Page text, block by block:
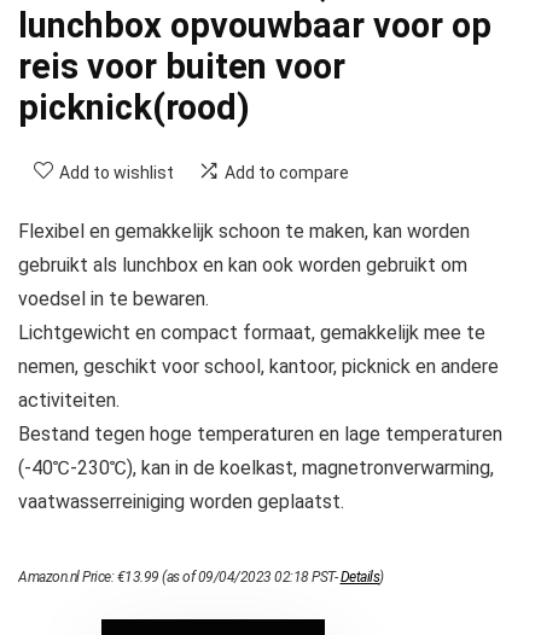
lunchbox opvouwbaar voor op
reis voor buiten voor
picknick(rood)
Add to wishlist Add to compare
Flexibel en gemakkelijk schoon te maken, kan worden
gebruikt als lunchbox en kan ook worden gebruikt om
voedsel in te bewaren.
Lichtgewicht en compact formaat, gemakkelijk mee te
nemen, geschikt voor school, kantoor, picknick en andere
activiteiten.
Bestand tegen hoge temperaturen en lage temperaturen
(-40℃-230℃), kan in de koelkast, magnetronverwarming,
vaatwasserreiniging worden geplaatst.
Amazon.nl Price:€13.99 (as of 09/04/2023 02:18 PST-Details)